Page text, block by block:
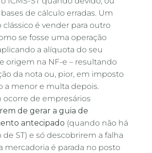
de cálculo erradas. Um
clássico é vender para outro
se fosse uma operação
a alíquota do seu
origem na NF-e – resultando
da nota ou, pior, em imposto
a menor e multa depois.
ocorre de empresários
de gerar a guia de
antecipado (quando não há
ST) e só descobrirem a falha
mercadoria é parada no posto